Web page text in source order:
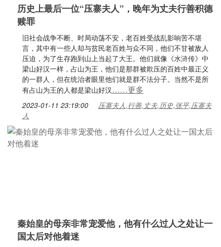
历史上最后一位“压寨夫人”，晚年为丈夫行善积德
赎罪
旧社会战争不断、时局动荡不安，老百姓受战乱影响苦不堪
言，其中有一些人却与贫民老百姓与众不同，他们不甘被敌人
压迫，为了生存跑到山上当起了大王。他们就像《水浒传》中
梁山好汉一样，占山为王，他们是那群被欺压的百姓中最正义
的一群人，但在统治者眼里他们就是群不法分子。当然不是所
有占山为王的人都是梁山好汉……更多
2023-01-11 23:19:00
压寨夫人,行善,丈夫,历史,张平,压寨夫
人
秦始皇的母亲非常宠爱他，他有什么过人之处让一
国太后对他着迷